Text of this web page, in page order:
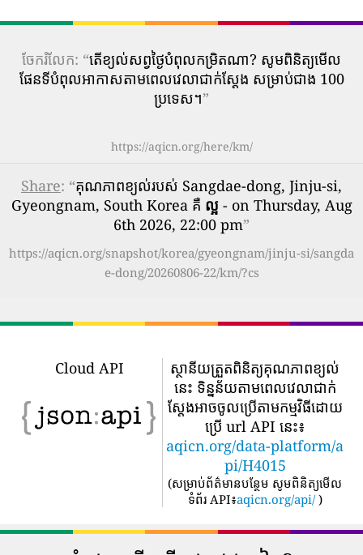
ចែករំលែក: “តើ​ខ្យល់​សព្វថ្ងៃ​បំពុល​កម្រិត​ណា? សូមពិនិត្យមើល
ផែនទីបំពុលអាកាសតាមពេលវេលាជាក់ស្តែង សម្រាប់ជាង 100
ប្រទេស។”
https://aqicn.org/here/km/
Share: “គុណភាពខ្យល់របស់ Sangdae-dong, Jinju-si,
Gyeongnam, South Korea គឺ ល្អ- on Thursday, Aug
6th 2026, 22:00 pm”
https://aqicn.org/snapshot/korea/gyeongnam/jinju-si/sangda
e-dong/20260806-22/km/?cs
Cloud API
ស្ថានីយត្រួតពិនិត្យគុណភាពខ្យល់
នេះ ទិន្នន័យតាមពេលវេលាជាក់
ស្តែងអាចចូលប្រើតាមកម្មវិធីដោយ
ប្រើ url API នេះ៖
aqicn.org/data-platform/a
pi/H4015
(សម្រាប់ព័ត៌មានបន្ថែម សូមពិនិត្យមើល
ទំព័រ API៖aqicn.org/api/ )